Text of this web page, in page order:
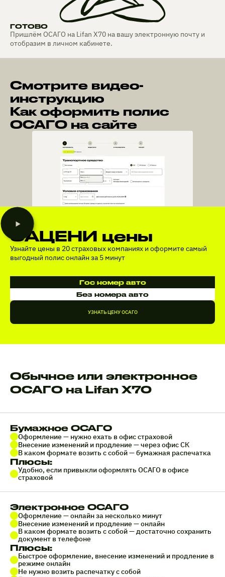
ГОТОВО
Пришлём ОСАГО на Lifan X70 на вашу электронную почту и
отобразим в личном кабинете.
Смотрите видео-
инструкцию
Как оформить полис
ОСАГО на сайте
ЗАЦЕНИ цены
Узнайте цены в 20 страховых компаниях и оформите самый
выгодный полис онлайн за 5 минут
Гос номер авто
Без номера авто
УЗНАТЬ ЦЕНУ ОСАГО
Обычное или электронное
ОСАГО на Lifan X70
Бумажное ОСАГО
Оформление — нужно ехать в офис страховой
Внесение изменений и продление — через офис СК
В каком формате возить с собой — бумажная распечатка
Плюсы:
Удобно, если привыкли оформлять ОСАГО в офисе
страховой
Электронное ОСАГО
Оформление — онлайн за несколько минут
Внесение изменений и продление — онлайн
В каком формате возить с собой — достаточно сохранить
документ в телефоне
Плюсы:
Быстрое оформление, внесение изменений и продление в
режиме онлайн
Не нужно возить распечатку с собой